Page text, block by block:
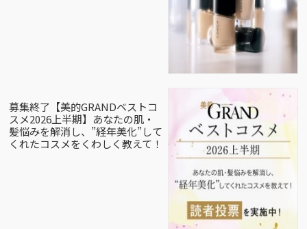
募集終了【美的GRANDベストコ
スメ2026上半期】あなたの肌・
髪悩みを解消し、”経年美化”して
くれたコスメをくわしく教えて！